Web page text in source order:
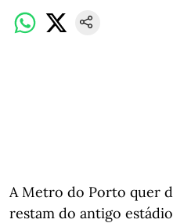
A Metro do Porto quer
restam do antigo